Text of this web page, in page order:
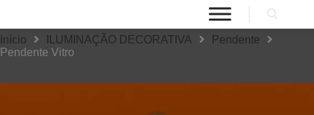
Início ILUMINAÇÃO DECORATIVA
Pendente
Pendente Vitro